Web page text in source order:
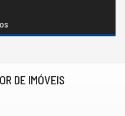
DE IMÓVEIS